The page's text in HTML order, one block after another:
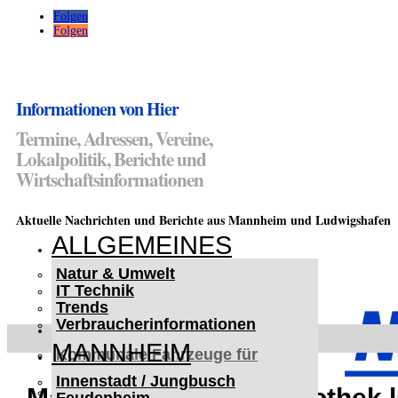
Folgen
Folgen
Informationen von Hier
Termine, Adressen, Vereine,
Lokalpolitik, Berichte und
Wirtschaftsinformationen
Aktuelle Nachrichten und Berichte aus Mannheim und Ludwigshafen
ALLGEMEINES
Natur & Umwelt
IT Technik
Trends
Verbraucherinformationen
MANNHEIM
Innenstadt / Jungbusch
< UKRAINE >
Kommunale Fahrzeuge für
Czernowitz
Nutzfahrzeuge für Czernowitz